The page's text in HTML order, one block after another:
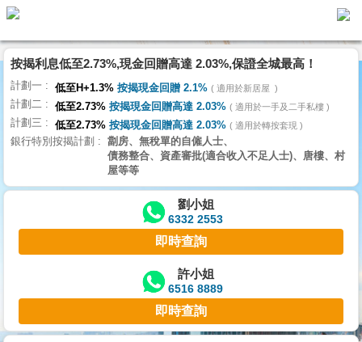
代
理
主
頁
搵
樓/
交
業
主
宅
按揭利息低至2.73%,現金回贈高達 2.03%,保證全城最高！
計劃一 低至H+1.3% 按揭現金回贈 2.1% 適用於新居屋
計劃二 低至2.73% 按揭現金回贈高達 2.03% 適用於一手及二手私樓
計劃三 低至2.73% 按揭現金回贈高達 2.03% 適用於轉按套現
銀行特別按揭計劃
劏房、無稅單的自僱人士、
債務整合、資產審批(適合收入不足人士)、唐樓、村
屋等等
劉小姐
6332 2553
即時查詢
許小姐
6516 8889
即時查詢